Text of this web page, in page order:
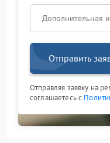
Отправить
Отправляя заявку на
соглашаетесь с